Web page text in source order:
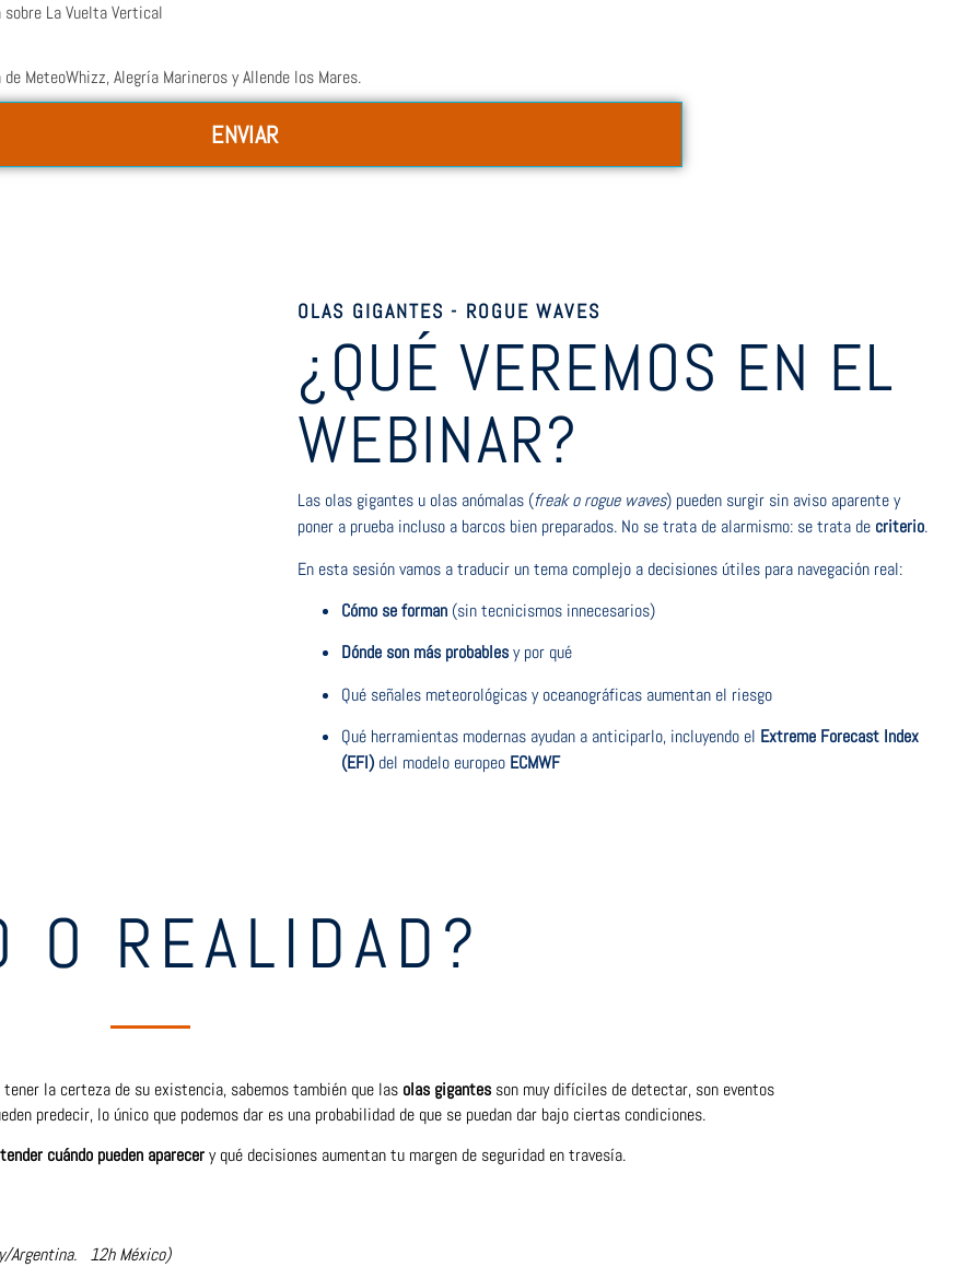
La Vuelta Vertical
MeteoWhizz, Alegría Marineros y Allende los Mares.
ENVIAR
OLAS GIGANTES - ROGUE WAVES
¿QUÉ VEREMOS EN EL
WEBINAR?
Las olas gigantes u olas anómalas (freak o rogue waves) pueden surgir sin aviso aparente y
poner a prueba incluso a barcos bien preparados. No se trata de alarmismo: se trata de criterio.
En esta sesión vamos a traducir un tema complejo a decisiones útiles para navegación real:
Cómo se forman (sin tecnicismos innecesarios)
Dónde son más probablesy por qué
Qué señales meteorológicas y oceanográficas aumentan el riesgo
Qué herramientas modernas ayudan a anticiparlo, incluyendo el Extreme Forecast Index
(EFI) del modelo europeo ECMWF
O REALIDAD?
la certeza de su existencia, sabemos también que las olas gigantes son muy difíciles de detectar, son eventos
predecir, lo único que podemos dar es una probabilidad de que se puedan dar bajo ciertas condiciones.
cuándo pueden aparecery qué decisiones aumentan tu margen de seguridad en travesía.
Argentina. 12h México)